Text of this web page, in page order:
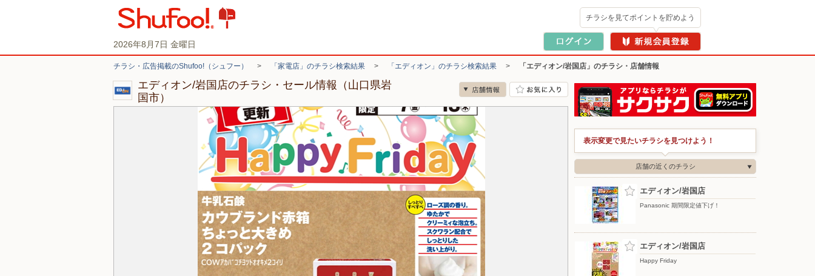
2026年8月7日 金曜日
チラシを見てポイントを貯めよう
チラシ・広告掲載のShufoo!（シュフー） > 「家電店」のチラシ検索結果 > 「エディオン」のチラシ検索結果 > 「エディオン/岩国店」のチラシ・店舗情報
エディオン/岩国店のチラシ・セール情報（山口県岩
国市）
表示変更で見たいチラシを見つけよう！
店舗の近くのチラシ
エディオン/岩国店
Panasonic 期間限定値下げ！
エディオン/岩国店
Happy Friday